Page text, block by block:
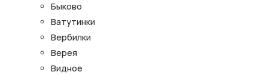
Быково
Ватутинки
Вербилки
Верея
Видное